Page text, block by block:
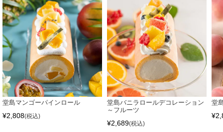
堂島マンゴーパインロール
¥2,808 税込
堂島バニラロールデコレーション
～フルーツ
¥2,689 税込
堂
¥